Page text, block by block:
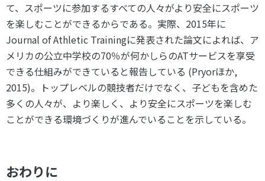
て、スポーツに参加するすべての人々がより安全にスポーツ
を楽しむことができるからである。実際、2015年に
Journal of Athletic Trainingに発表された論文によれば、ア
メリカの公立中学校の70％が何かしらのATサービスを享受
できる仕組みができていると報告している (Pryorほか,
2015)。トップレベルの競技者だけでなく、子どもを含めた
多くの人々が、より楽しく、より安全にスポーツを楽しむ
ことができる環境づくりが進んでいることを示している。
おわりに